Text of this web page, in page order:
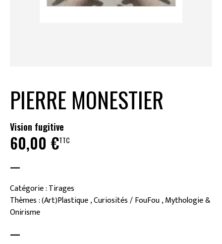
PIERRE MONESTIER
Vision fugitive
60,00 €TTC
—
Catégorie : Tirages
Thèmes : (Art)Plastique , Curiosités / FouFou , Mythologie &
Onirisme
—